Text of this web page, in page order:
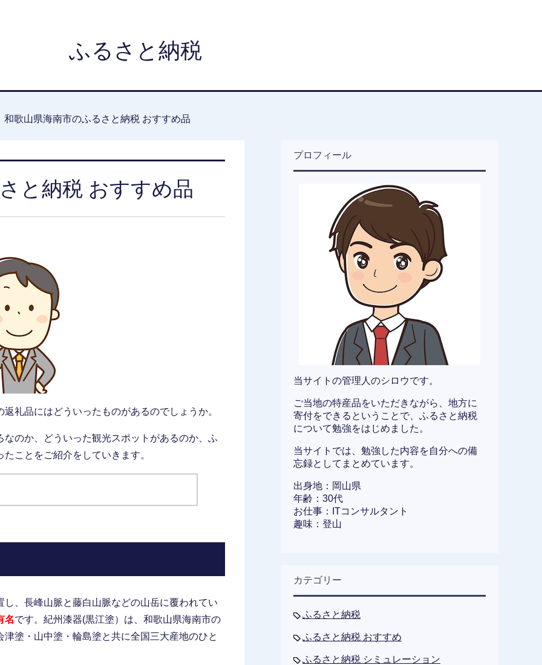
ふるさと納税
和歌山県海南市のふるさと納税 おすすめ品
と納税 おすすめ品
礼品にはどういったものがあるのでしょうか。
のか、どういった観光スポットがあるのか、ふ
ことをご紹介をしていきます。
、長峰山脈と藤白山脈などの山岳に覆われてい
名です。紀州漆器(黒江塗）は、和歌山県海南市の
塗・山中塗・輪島塗と共に全国三大産地のひと
プロフィール
当サイトの管理人のシロウです。
ご当地の特産品をいただきながら、地方に
寄付をできるということで、ふるさと納税
について勉強をはじめました。
当サイトでは、勉強した内容を自分への備
忘録としてまとめています。
出身地：岡山県
年齢：30代
お仕事：ITコンサルタント
趣味：登山
カテゴリー
ふるさと納税
ふるさと納税 おすすめ
ふるさと納税 シミュレーション